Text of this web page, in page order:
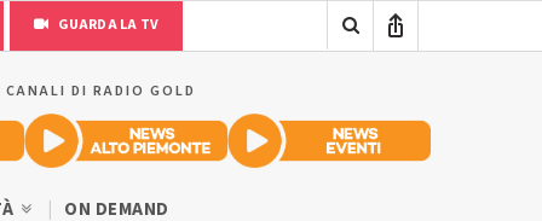
GUARDA LA TV
DI RADIO GOLD
ON DEMAND